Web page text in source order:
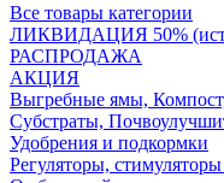
Все товары категории
ЛИКВИДАЦИЯ 50%
РАСПРОДАЖА
АКЦИЯ
Выгребные ямы,
Субстраты,
Удобрения и подкормки
Регуляторы, стимуляторы